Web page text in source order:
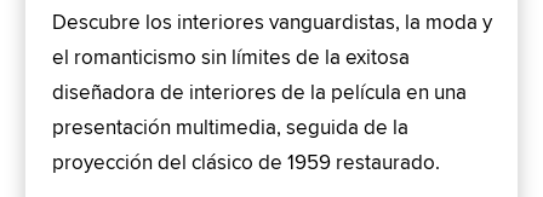
Descubre los interiores vanguardistas, la moda y
el romanticismo sin límites de la exitosa
diseñadora de interiores de la película en una
presentación multimedia, seguida de la
proyección del clásico de 1959 restaurado.